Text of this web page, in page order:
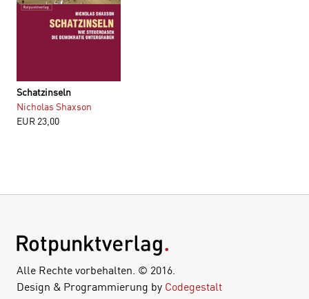
Schatzinseln
Nicholas Shaxson
EUR 23,00
Alle Rechte vorbehalten. © 2016.
Design & Programmierung by Codegestalt